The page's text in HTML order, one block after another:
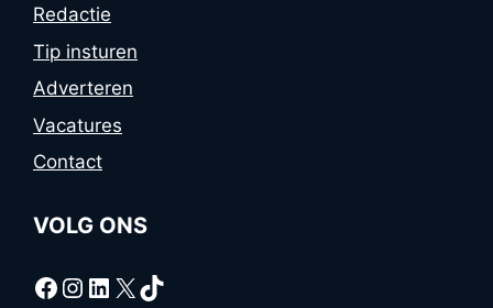
Redactie
Tip insturen
Adverteren
Vacatures
Contact
VOLG ONS
Facebook
Instagram
LinkedIn
X TikTok